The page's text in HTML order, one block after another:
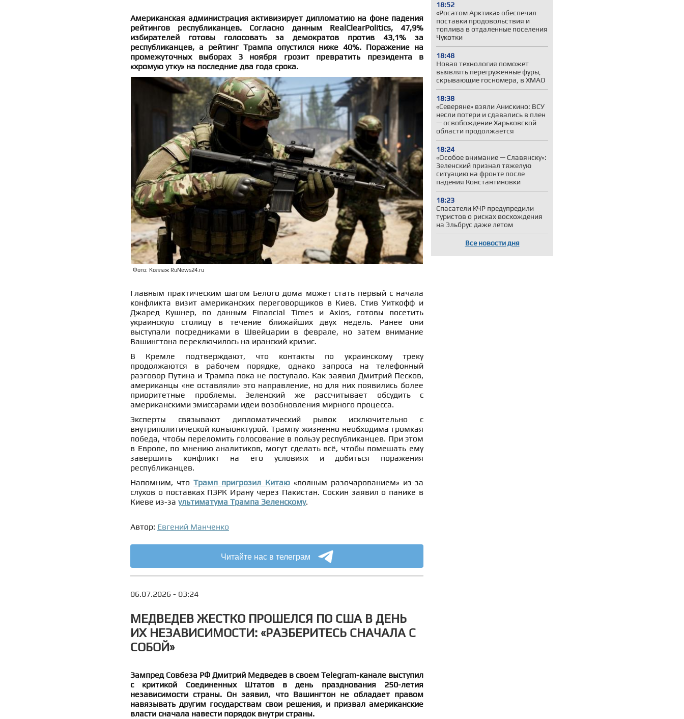
18:52
«Росатом Арктика» обеспечил
поставки продовольствия и
топлива в отдаленные поселения
Чукотки
18:48
Новая технология поможет
выявлять перегруженные фуры,
скрывающие госномера, в ХМАО
18:38
«Северяне» взяли Анискино: ВСУ
несли потери и сдавались в плен
— освобождение Харьковской
области продолжается
18:24
«Особое внимание — Славянску»:
Зеленский признал тяжелую
ситуацию на фронте после
падения Константиновки
18:23
Спасатели КЧР предупредили
туристов о рисках восхождения
на Эльбрус даже летом
Все новости дня
Американская администрация активизирует дипломатию на фоне падения
рейтингов республиканцев. Согласно данным RealClearPolitics, 47,9%
избирателей готовы голосовать за демократов против 43,1% за
республиканцев, а рейтинг Трампа опустился ниже 40%. Поражение на
промежуточных выборах 3 ноября грозит превратить президента в
«хромую утку» на последние два года срока.
Фото: Коллаж RuNews24.ru
Главным практическим шагом Белого дома может стать первый с начала
конфликта визит американских переговорщиков в Киев. Стив Уиткофф и
Джаред Кушнер, по данным Financial Times и Axios, готовы посетить
украинскую столицу в течение ближайших двух недель. Ранее они
выступали посредниками в Швейцарии в феврале, но затем внимание
Вашингтона переключилось на иранский кризис.
В Кремле подтверждают, что контакты по украинскому треку
продолжаются в рабочем порядке, однако запроса на телефонный
разговор Путина и Трампа пока не поступало. Как заявил Дмитрий Песков,
американцы «не оставляли» это направление, но для них появились более
приоритетные проблемы. Зеленский же рассчитывает обсудить с
американскими эмиссарами идеи возобновления мирного процесса.
Эксперты связывают дипломатический рывок исключительно с
внутриполитической конъюнктурой. Трампу жизненно необходима громкая
победа, чтобы переломить голосование в пользу республиканцев. При этом
в Европе, по мнению аналитиков, могут сделать всё, чтобы помешать ему
завершить конфликт на его условиях и добиться поражения
республиканцев.
Напомним, чтоТрамп пригрозил Китаю«полным разочарованием» из-за
слухов о поставках ПЗРК Ирану через Пакистан. Соскин заявил о панике в
Киеве из-за ультиматума Трампа Зеленскому.
Автор: Евгений Манченко
Читайте нас в телеграм
06.07.2026 - 03:24
МЕДВЕДЕВ ЖЕСТКО ПРОШЕЛСЯ ПО США В ДЕНЬ
ИХ НЕЗАВИСИМОСТИ: «РАЗБЕРИТЕСЬ СНАЧАЛА С
СОБОЙ»
Зампред Совбеза РФ Дмитрий Медведев в своем Telegram-канале выступил
с критикой Соединенных Штатов в день празднования 250-летия
независимости страны. Он заявил, что Вашингтон не обладает правом
навязывать другим государствам свои решения, и призвал американские
власти сначала навести порядок внутри страны.